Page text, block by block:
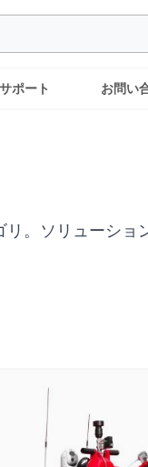
サポート お問い
。ソリューショ